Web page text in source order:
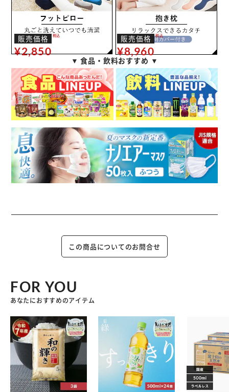
販売価格
¥2,850
税込 販売価格
¥8,960
税込
▼ 食品・飲料おすすめ ▼
この商品についてのお問合せ
FOR YOU
あなたにおすすめのアイテム